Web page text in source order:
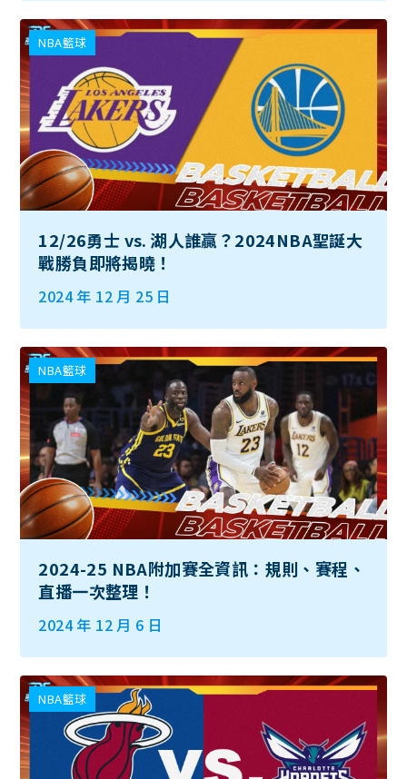
NBA籃球
12/26勇士 vs. 湖人誰贏？2024NBA聖誕大
戰勝負即將揭曉！
2024 年 12 月 25 日
NBA籃球
2024-25 NBA附加賽全資訊：規則、賽程、
直播一次整理！
2024 年 12 月 6 日
NBA籃球